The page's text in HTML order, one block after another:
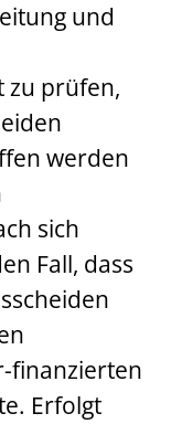
und
zu prüfen,
werden
sich
Fall, dass
finanzierten
Erfolgt